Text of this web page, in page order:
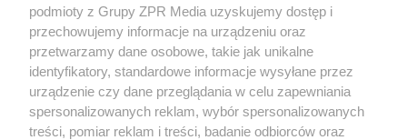
podmioty z Grupy ZPR Media uzyskujemy dostęp i
przechowujemy informacje na urządzeniu oraz
przetwarzamy dane osobowe, takie jak unikalne
identyfikatory, standardowe informacje wysyłane przez
urządzenie czy dane przeglądania w celu zapewniania
spersonalizowanych reklam, wybór spersonalizowanych
treści, pomiar reklam i treści, badanie odbiorców oraz